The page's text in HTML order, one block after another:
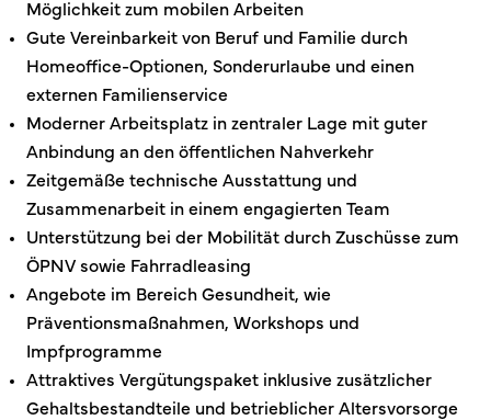
Möglichkeit zum mobilen Arbeiten
Gute Vereinbarkeit von Beruf und Familie durch
Homeoffice-Optionen, Sonderurlaube und einen
externen Familienservice
Moderner Arbeitsplatz in zentraler Lage mit guter
Anbindung an den öffentlichen Nahverkehr
Zeitgemäße technische Ausstattung und
Zusammenarbeit in einem engagierten Team
Unterstützung bei der Mobilität durch Zuschüsse zum
ÖPNV sowie Fahrradleasing
Angebote im Bereich Gesundheit, wie
Präventionsmaßnahmen, Workshops und
Impfprogramme
Attraktives Vergütungspaket inklusive zusätzlicher
Gehaltsbestandteile und betrieblicher Altersvorsorge